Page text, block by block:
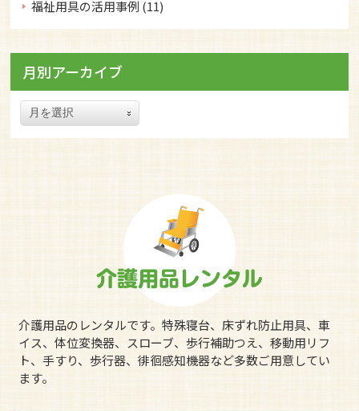
福祉用具の活用事例 (11)
月別アーカイブ
介護用品のレンタルです。特殊寝台、床ずれ防止用具、車
イス、体位変換器、スローブ、歩行補助つえ、移動用リフ
ト、手すり、歩行器、徘徊感知機器など多数ご用意してい
ます。